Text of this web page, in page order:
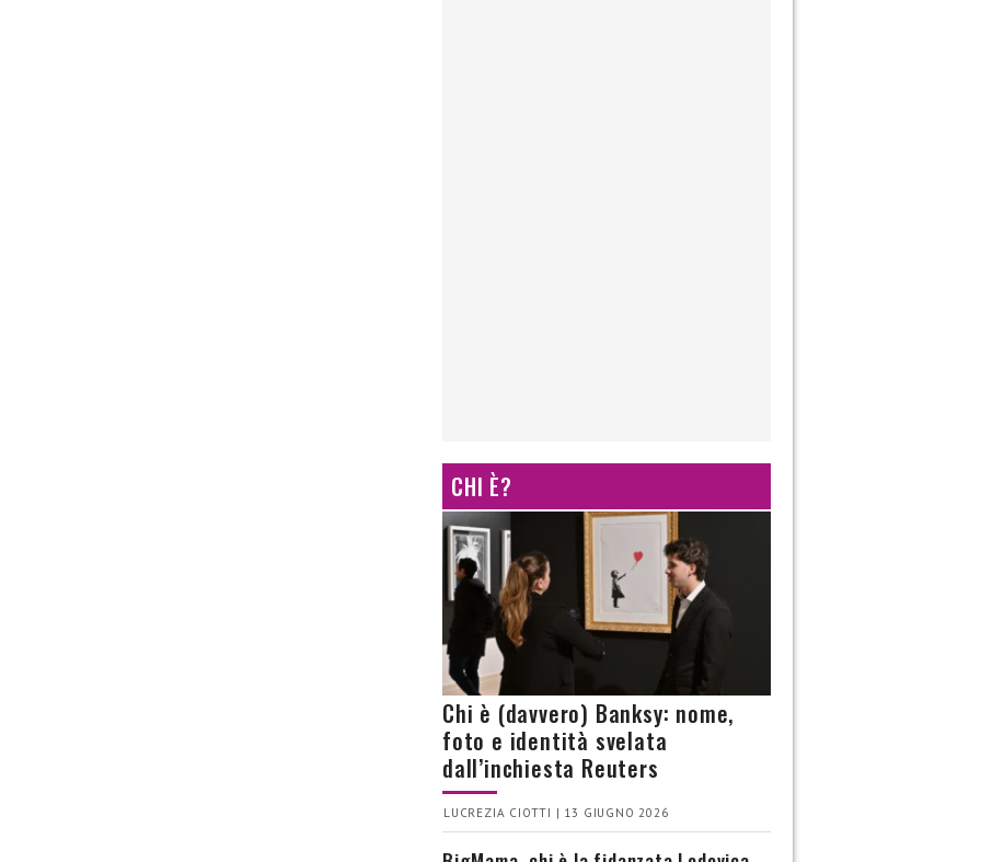
CHI È?
Chi è (davvero) Banksy: nome,
foto e identità svelata
dall’inchiesta Reuters
LUCREZIA CIOTTI | 13 GIUGNO 2026